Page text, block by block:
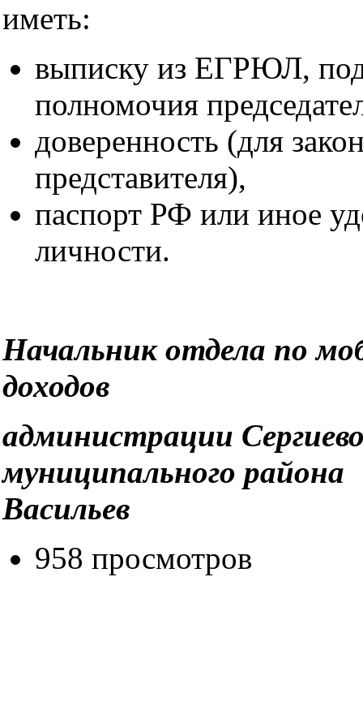
иметь:
выписку из ЕГРЮЛ,
полномочия
доверенность (для
представителя),
паспорт РФ или иное
личности.
Начальник отдела по
доходов
администрации
муниципального
Васильев
958 просмотров